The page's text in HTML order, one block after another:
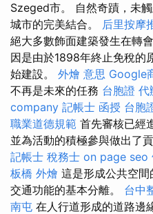
Szeged市。 自然奇蹟，未
城市的完美結合。 后里按摩
絕大多數飾面建築發生在轉
因是由於1898年終止免稅的
始建設。 外燴 意思 Google
不再是未來的任務 台胞證 代
company 記帳士 函授 台胞
職業道德規範 首先審核已經
並為活動的積極參與做出了
記帳士 稅務士 on page seo
板橋 外燴 這是形成公共空
交通功能的基本分離。 台中
南屯 在人行道形成的道路邊